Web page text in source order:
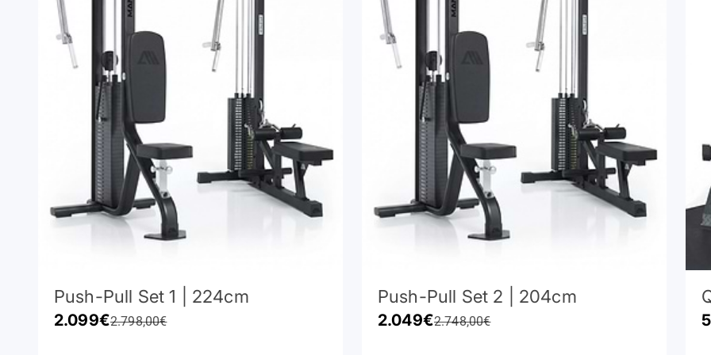
Push-Pull Set 1 | 224cm
Angebot
2.099€Regulärer Preis
2.798,00€
Push-Pull Set 2 | 204cm
Angebot
2.049€Regulärer Preis
2.748,00€